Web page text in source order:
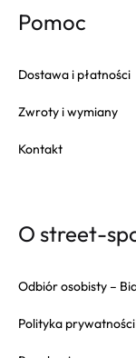
Pomoc
Dostawa i płatności
Zwroty i wymiany
Kontakt
O street-
Odbiór osobisty –
Polityka prywatności